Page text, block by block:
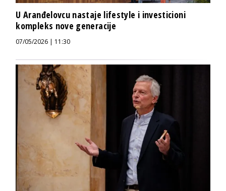
U Aranđelovcu nastaje lifestyle i investicioni
kompleks nove generacije
07/05/2026 | 11:30